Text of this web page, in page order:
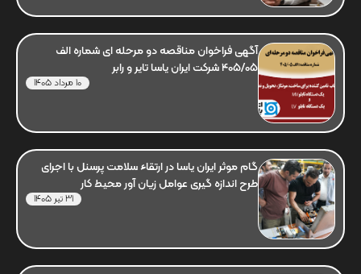
آگهی فراخوان مناقصه دو مرحله ای شماره الف
405/05 شرکت ایران یاسا تایر و رابر
10 مرداد 1405
گام موثر ایران یاسا در ارتقاء سلامت پرسنل با اجرای
طرح اندازه گیری عوامل زیان آور محیط کار
31 تیر 1405